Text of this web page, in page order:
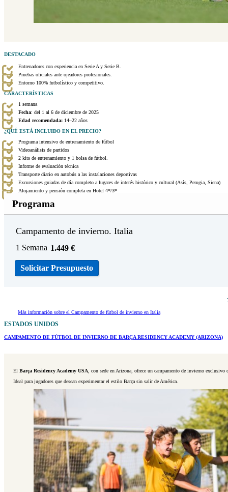
DESTACADO
Entrenadores con experiencia en Serie A y Serie B.
Pruebas oficiales ante ojeadores profesionales.
Entorno 100% futbolístico y competitivo.
CARACTERÍSTICAS
1 semana
Fecha: del 1 al 6 de diciembre de 2025
Edad recomendada: 14–22 años
¿QUÉ ESTÁ INCLUIDO EN EL PRECIO?
Programa intensivo de entrenamiento de fútbol
Videoanálisis de partidos
2 kits de entrenamiento y 1 bolsa de fútbol.
Informe de evaluación técnica
Transporte diario en autobús a las instalaciones deportivas
Excursiones guiadas de día completo a lugares de interés histórico y cultural (Asís, Perugia, Siena)
Alojamiento y pensión completa en Hotel 4*/3*
Programa
Campamento de invierno. Italia
1 Semana 1.449 €
Solicitar Presupuesto
Más información sobre el Campamento de fútbol de invierno en Italia
ESTADOS UNIDOS
CAMPAMENTO DE FÚTBOL DE INVIERNO DE BARÇA RESIDENCY ACADEMY (ARIZONA)
ElBarça Residency Academy USA, con sede en Arizona, ofrece un campamento de invierno
Ideal para jugadores que desean experimentar el estilo Barça sin salir de América.